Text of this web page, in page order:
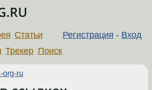
Регистрация - Вход
Статьи
Трекер Поиск
org-ru